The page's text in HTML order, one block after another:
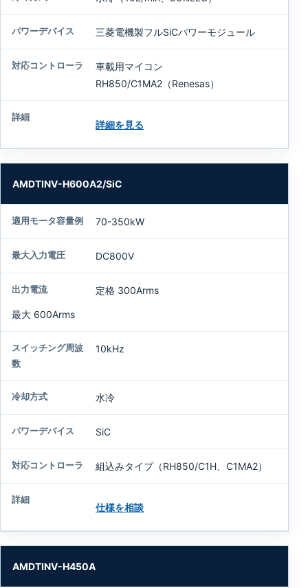
三菱電機製フルSiCパワーモジュール
車載用マイコン
RH850/C1MA2（Renesas）
詳細を見る
AMDTINV-H600A2/SiC
70-350kW
DC800V
定格 300Arms
最大 600Arms
10kHz
水冷
SiC
組込みタイプ（RH850/C1H、C1MA2）
仕様を相談
AMDTINV-H450A